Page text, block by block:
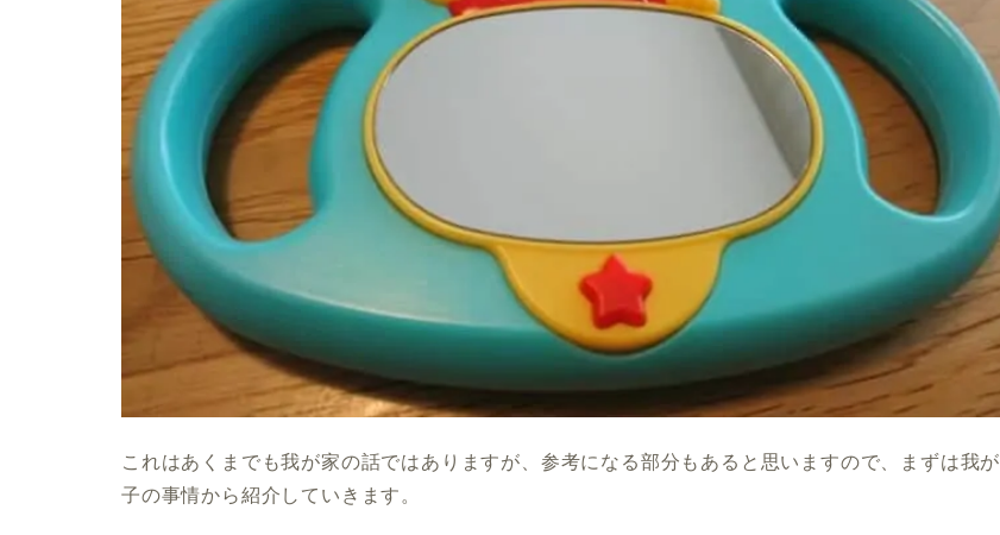
これはあくまでも我が家の話ではありますが、参考になる部分もあると思いますので、まずは我が
子の事情から紹介していきます。